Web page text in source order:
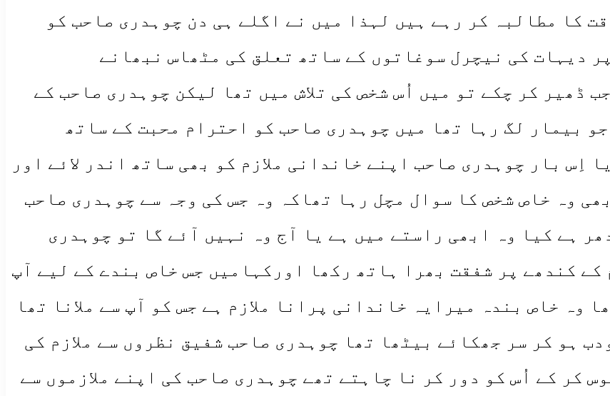
کا مطالبہ کر رہے ہیں لہذا میں نے اگلے ہی دن چوہدری صاحب کو
دیہات کی نیچرل سوغاتوں کے ساتھ تعلق کی مٹھاس نبھانے
ڈھیر کر چکے تو میں اُس شخص کی تلاش میں تھا لیکن چوہدری صاحب کے
بیمار لگ رہا تھا میں چوہدری صاحب کو احترام محبت کے ساتھ
اِس بار چوہدری صاحب اپنے خاندانی ملازم کو بھی ساتھ اندر لائے اور
وہ خاص شخص کا سوال مچل رہا تھاکہ وہ جس کی وجہ سے چوہدری صاحب
ہے کیا وہ ابھی راستے میں ہے یا آج وہ نہیں آئے گا تو چوہدری
کے کندھے پر شفقت بھرا ہاتھ رکھا اورکہامیں جس خاص بندے کے لیے آپ
وہ خاص بندہ میرایہ خاندانی پرانا ملازم ہے جس کو آپ سے ملانا تھا
ہو کر سر جھکائے بیٹھا تھا چوہدری صاحب شفیق نظروں سے ملازم کی
کر کے اُس کو دور کر نا چاہتے تھے چوہدری صاحب کی اپنے ملازموں سے